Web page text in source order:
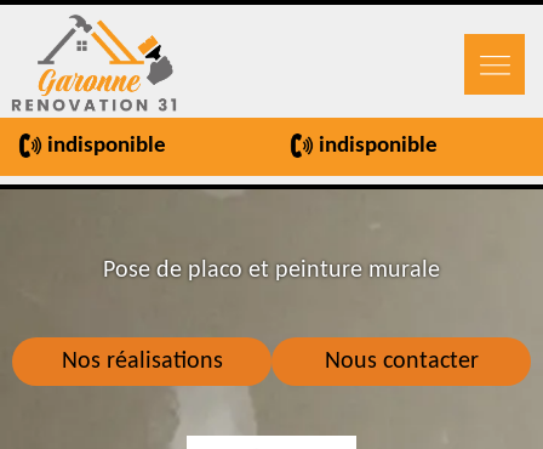
indisponible indisponible
Nos réalisations Nous contacter
Pose de placo et peinture murale